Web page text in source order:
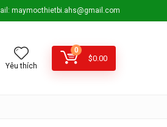
maymocthietbi.ahs@gmail.com
Yêu thích
0
$0.00